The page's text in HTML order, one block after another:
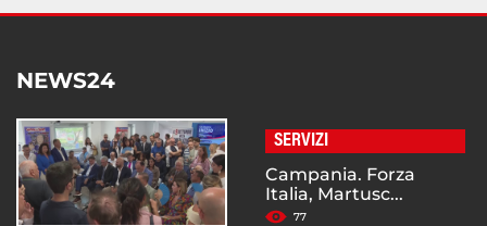
NEWS24
SERVIZI
Campania. Forza
Italia, Martusc...
77